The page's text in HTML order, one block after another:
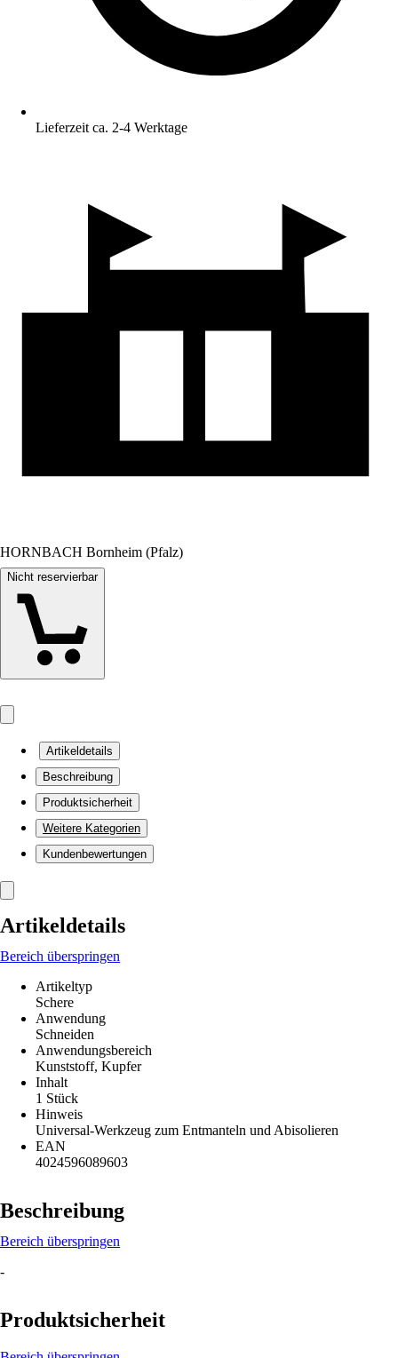
Lieferzeit ca. 2-4 Werktage
HORNBACH Bornheim (Pfalz)
Nicht reservierbar
Artikeldetails
Beschreibung
Produktsicherheit
Weitere Kategorien
Kundenbewertungen
Artikeldetails
Bereich überspringen
Artikeltyp
Schere
Anwendung
Schneiden
Anwendungsbereich
Kunststoff, Kupfer
Inhalt
1 Stück
Hinweis
Universal-Werkzeug zum Entmanteln und Abisolieren
EAN
4024596089603
Beschreibung
Bereich überspringen
-
Produktsicherheit